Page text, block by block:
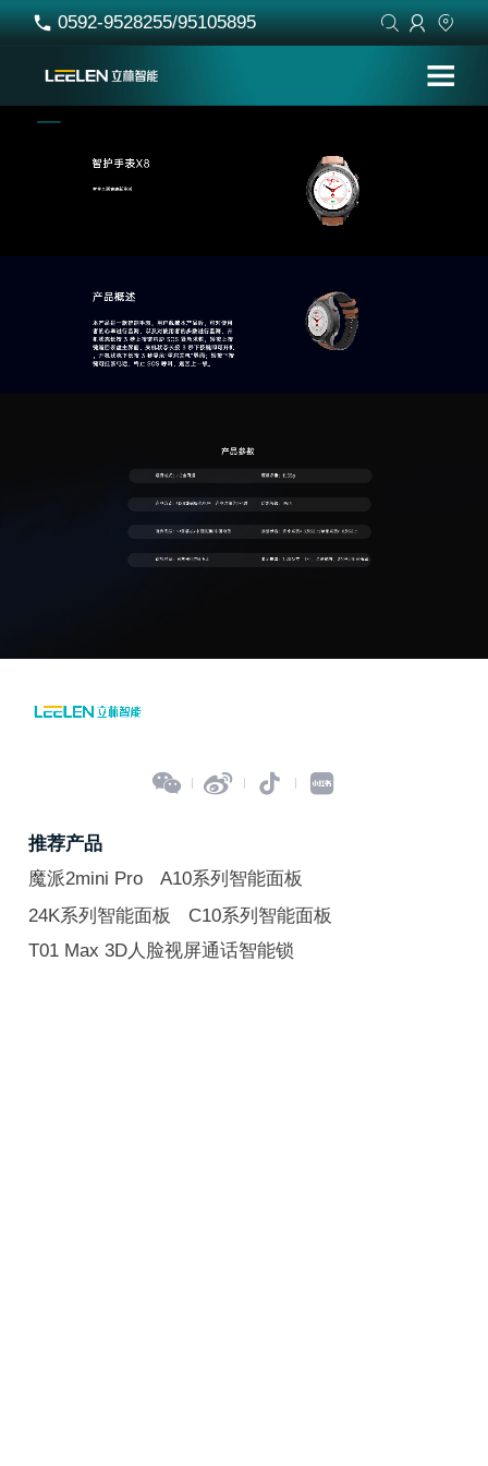
 0592-9528255/95105895   
   
推荐产品
魔派2mini Pro
A10系列智能面板
24K系列智能面板
C10系列智能面板
T01 Max 3D人脸视屏通话智能锁